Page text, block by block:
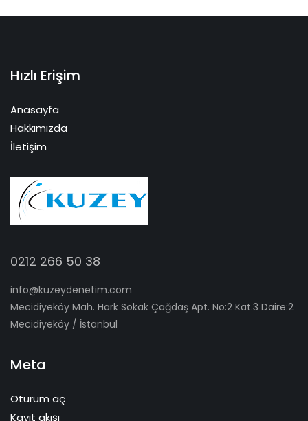
Hızlı Erişim
Anasayfa
Hakkımızda
İletişim
0212 266 50 38
info@kuzeydenetim.com
Mecidiyeköy Mah. Hark Sokak Çağdaş Apt. No:2 Kat.3 Daire:2
Mecidiyeköy / İstanbul
Meta
Oturum aç
Kayıt akışı